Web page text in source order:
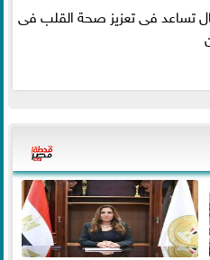
تساعد فى تعزيز صحة القلب فى